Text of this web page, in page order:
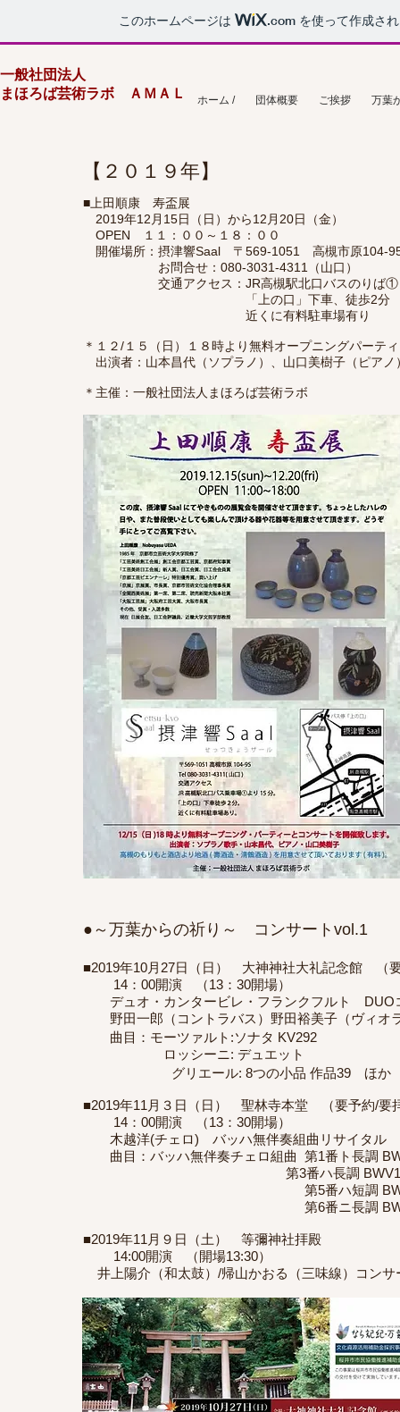
このホームページは .com を使って作成さ
一般社団法人
まほろば芸術ラボ ＡＭＡＬ
ホーム / 団体概要 ご挨拶 万葉
【２０１９年】
■上田順康 寿盃展
2019年12月15日（日）から12月20日（金）
OPEN １１：００～１８：００
開催場所：摂津響Saal 〒569-1051 高槻市原104-
お問合せ：080-3031-4311（山口）
交通アクセス：JR高槻駅北口バスのりば①
「上の口」下車、徒歩2分
近くに有料駐車場有り
＊１２/１５（日）１８時より無料オープニングパーテ
出演者：山本昌代（ソプラノ）、山口美樹子（ピアノ
＊主催：一般社団法人まほろば芸術ラボ
●～万葉からの祈り～ コンサートvol.1
■2019年10月27日（日） 大神神社大礼記念館 （
14：00開演 （13：30開場）
デュオ・カンタービレ・フランクフルト DUO
野田一郎（コントラバス）野田裕美子（ヴィ
曲目：モーツァルト:ソナタ KV292
ロッシーニ: デュエット
グリエール: 8つの小品 作品39 ほか
■2019年11月３日（日） 聖林寺本堂 （要予約/要
14：00開演 （13：30開場）
木越洋(チェロ) バッハ無伴奏組曲リサイタル
曲目：バッハ無伴奏チェロ組曲 第1番ト長調
第3番ハ長調
第5番ハ短調
第6番ニ長調
■2019年11月９日（土） 等彌神社拝殿
14:00開演 （開場13:30）
井上陽介（和太鼓）/帰山かおる（三味線）コンサ